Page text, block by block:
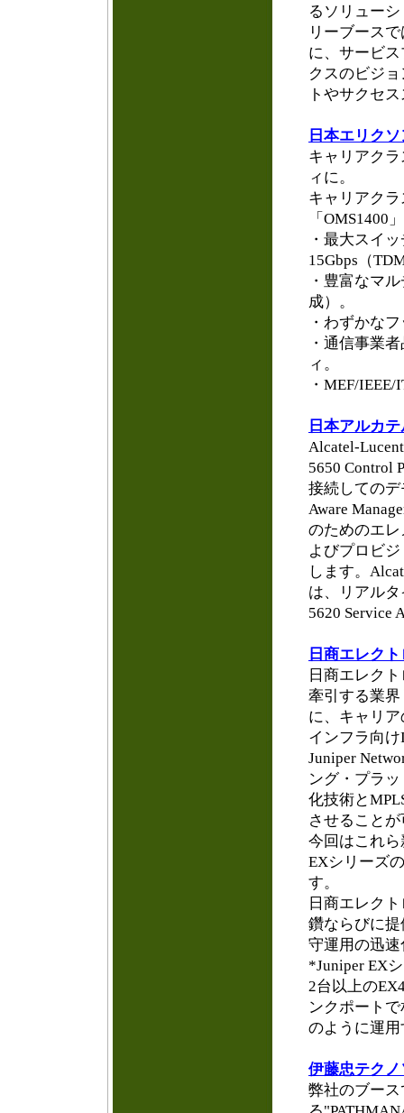
るソリュー
リーブース
に、サービ
クスのビジ
トやサクセ
日本エリク
キャリアク
ィに。
キャリアク
「OMS1400
・最大スイ
15Gbps（
・豊富なマ
成）。
・わずかな
・通信事業
ィ。
・MEF/
日本アルカ
Alcatel-
5650 Control
接続してのデ
Aware
のためのエ
よびプロビ
します。
は、リアル
5620 Service
日商エレク
日商エレク
牽引する業界
に、キャリ
インフラ向
Juniper
ング・プラ
化技術と
させること
今回はこれ
EXシリーズ
す。
日商エレク
鑽ならびに
守運用の迅
*Juniper EX
2台以上の
ンクポート
のように運
伊藤忠テク
弊社のブー